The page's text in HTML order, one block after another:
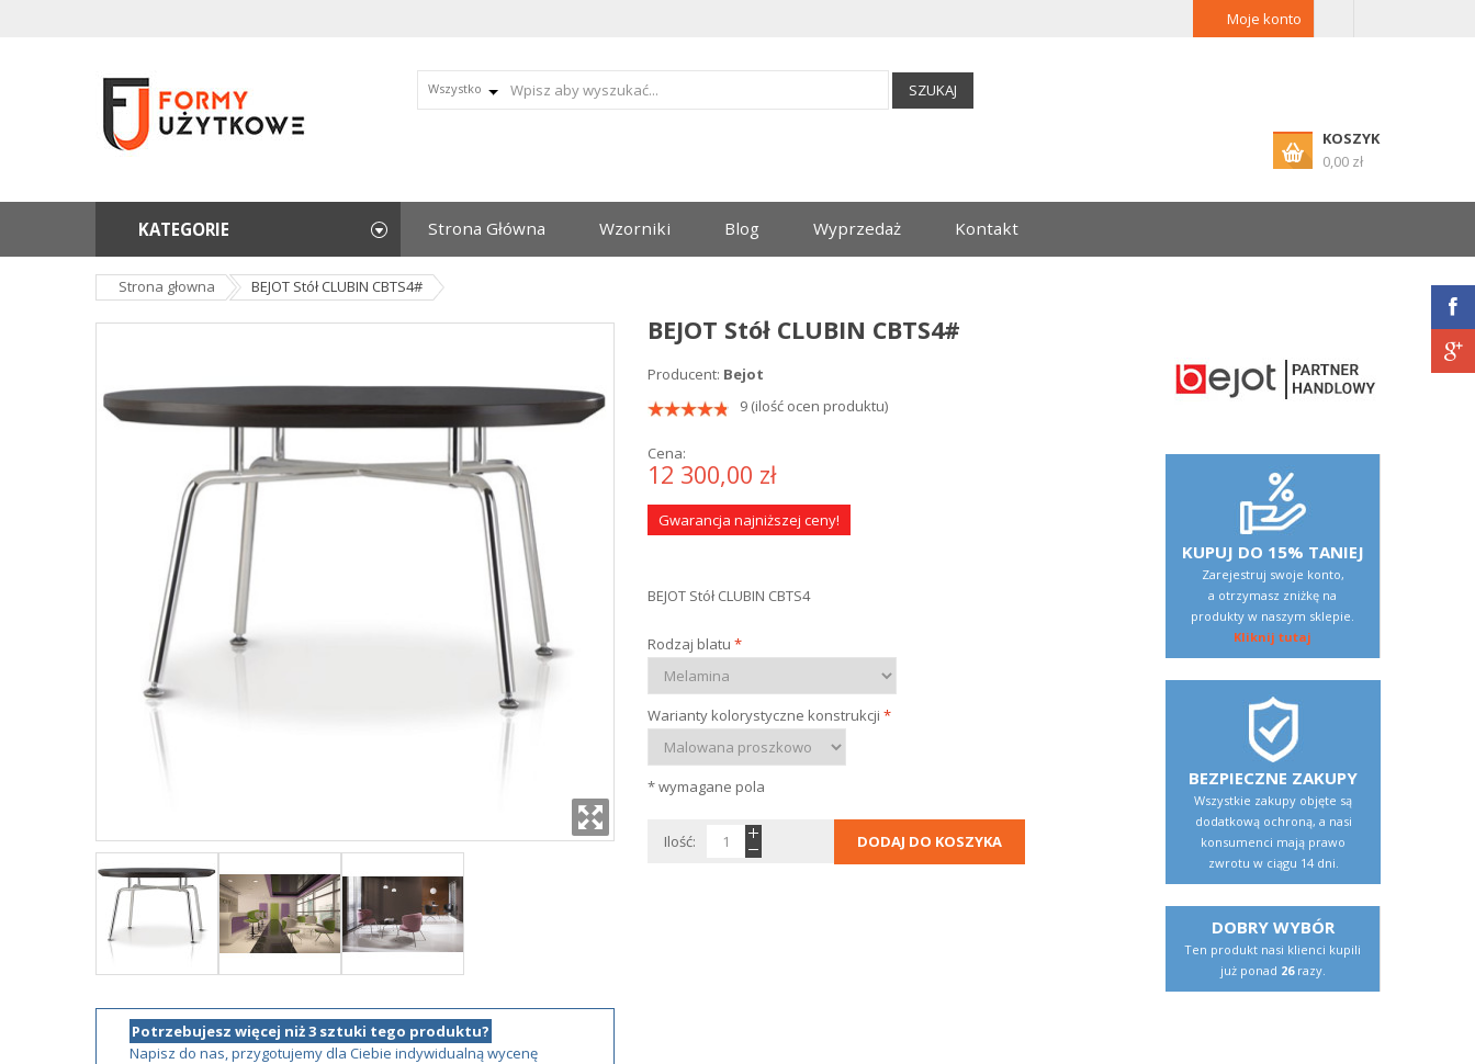
Moje konto
Wszystko SZUKAJ
KOSZYK
0,00 zł
Strona Główna Wzorniki Blog Wyprzedaż Kontakt
KATEGORIE
Strona głowna BEJOT Stół CLUBIN CBTS4#
Potrzebujesz więcej niż 3 sztuki tego produktu?
Napisz do nas, przygotujemy dla Ciebie indywidualną wycenę
BEJOT Stół CLUBIN CBTS4#
Producent: Bejot
9 (ilość ocen produktu)
Cena:
12 300,00 zł
Gwarancja najniższej ceny!
BEJOT Stół CLUBIN CBTS4
Rodzaj blatu *
Warianty kolorystyczne konstrukcji *
* wymagane pola
Ilość: DODAJ DO KOSZYKA
KUPUJ DO 15% TANIEJ
Zarejestruj swoje konto,
a otrzymasz zniżkę na
produkty w naszym sklepie.
Kliknij tutaj
BEZPIECZNE ZAKUPY
Wszystkie zakupy objęte są
dodatkową ochroną, a nasi
konsumenci mają prawo
zwrotu w ciągu 14 dni.
DOBRY WYBÓR
Ten produkt nasi klienci kupili
już ponad 26razy.